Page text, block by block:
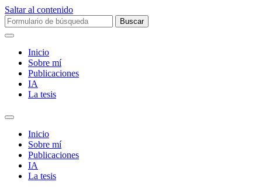
Saltar al contenido
Buscar:
Inicio
Sobre mí­
Publicaciones
IA
La tesis
Alternar
campo
búsqueda
Inicio
Sobre mí­
Publicaciones
IA
La tesis